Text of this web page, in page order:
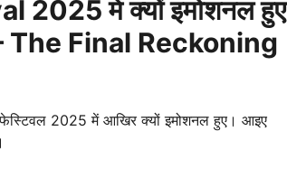
2025 में क्यों इमोशनल हुए
Final Reckoning
2025 में आखिर क्यों इमोशनल हुए। आइए